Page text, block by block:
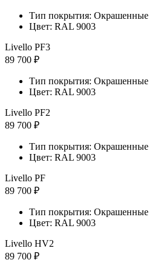
Тип покрытия: Окрашенные
Цвет: RAL 9003
Livello PF3
89 700 ₽
Тип покрытия: Окрашенные
Цвет: RAL 9003
Livello PF2
89 700 ₽
Тип покрытия: Окрашенные
Цвет: RAL 9003
Livello PF
89 700 ₽
Тип покрытия: Окрашенные
Цвет: RAL 9003
Livello HV2
89 700 ₽